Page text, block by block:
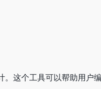
。这个工具可以帮助用户